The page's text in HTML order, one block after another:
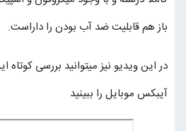
باز هم قابلیت ضد آب بودن را داراست.
در این ویدیو نیز میتوانید بررسی
آیبکس موبایل را ببینید